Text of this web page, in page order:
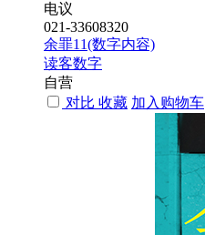
电议
021-33608320
余罪11(数字内容)
读客数字
自营
对比 收藏 加入购物车